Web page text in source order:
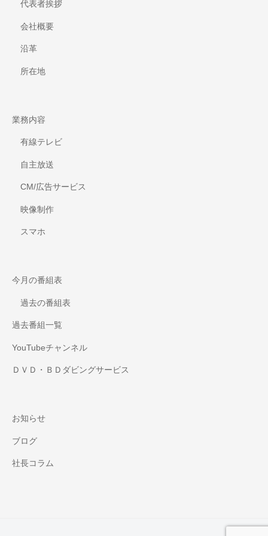
代表者挨拶
会社概要
沿革
所在地
業務内容
有線テレビ
自主放送
CM/広告サービス
映像制作
スマホ
今月の番組表
過去の番組表
過去番組一覧
YouTubeチャンネル
ＤＶＤ・ＢＤダビングサービス
お知らせ
ブログ
社長コラム